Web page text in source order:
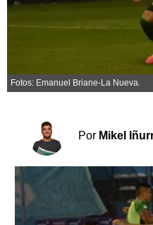
El tiempo
Fúnebres
Clasificados
Suplementos
Fotos: Emanuel Briane-La Nueva.
Por Mikel